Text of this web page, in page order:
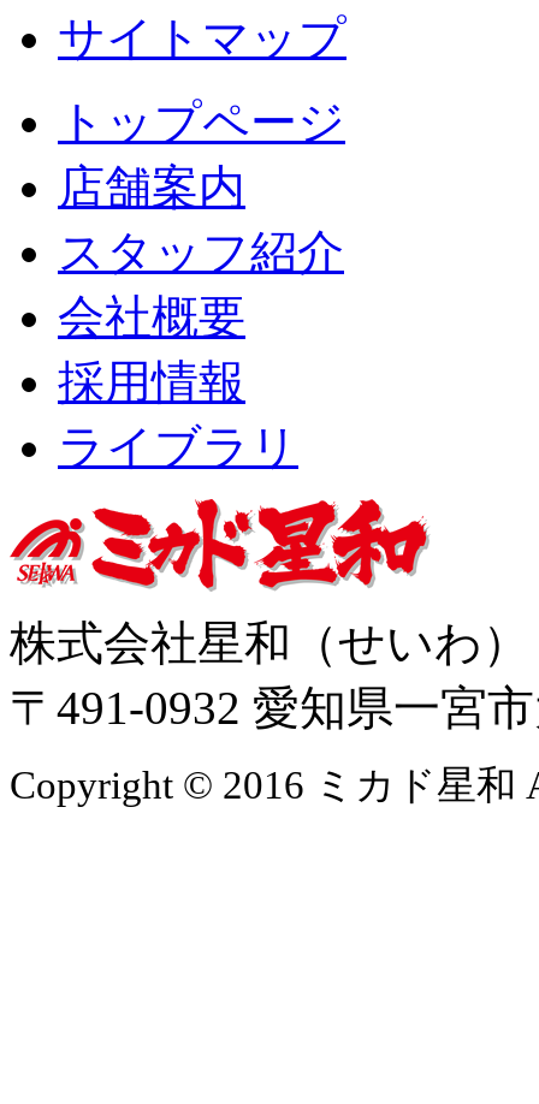
サイトマップ
トップページ
店舗案内
スタッフ紹介
会社概要
採用情報
ライブラリ
株式会社星和（せいわ
〒491-0932 愛知県一宮
Copyright © 2016 ミカド星和